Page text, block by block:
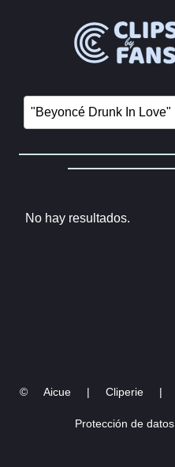
No hay resultados.
© Aicue | Cliperie |
Protección de datos